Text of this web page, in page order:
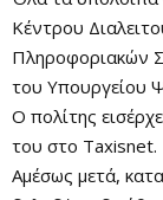
Κέντρου
Πληροφοριακών
του Υπουργείου
Ο πολίτης
του στο Taxisnet.
Αμέσως μετά,